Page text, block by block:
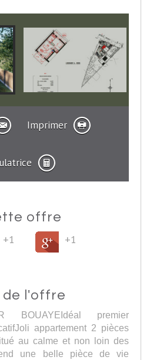
Imprimer
offre
+1
+1
de l'offre
BOUAYEIdéal premier
appartement 2 pièces
au calme et non loin des
une belle pièce de vie